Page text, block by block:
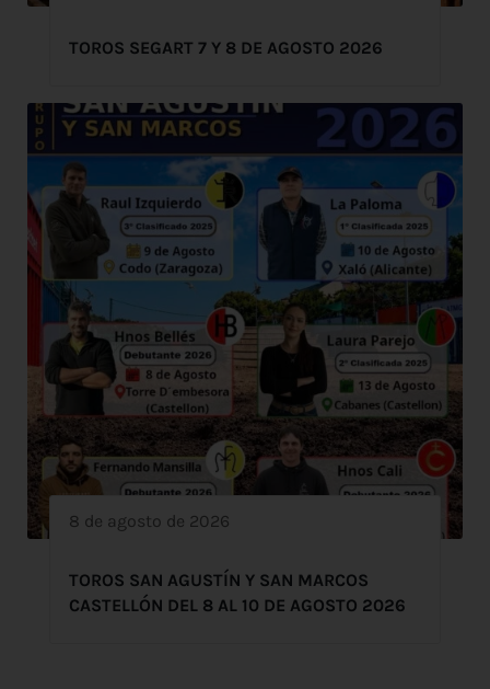
TOROS SEGART 7 Y 8 DE AGOSTO 2026
8 de agosto de 2026
TOROS SAN AGUSTÍN Y SAN MARCOS
CASTELLÓN DEL 8 AL 10 DE AGOSTO 2026